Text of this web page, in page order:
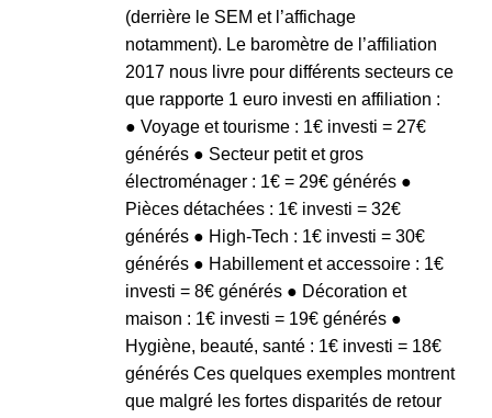
(derrière le SEM et l’affichage
notamment). Le baromètre de l’affiliation
2017 nous livre pour différents secteurs ce
que rapporte 1 euro investi en affiliation :
● Voyage et tourisme : 1€ investi = 27€
générés ● Secteur petit et gros
électroménager : 1€ = 29€ générés ●
Pièces détachées : 1€ investi = 32€
générés ● High-Tech : 1€ investi = 30€
générés ● Habillement et accessoire : 1€
investi = 8€ générés ● Décoration et
maison : 1€ investi = 19€ générés ●
Hygiène, beauté, santé : 1€ investi = 18€
générés Ces quelques exemples montrent
que malgré les fortes disparités de retour